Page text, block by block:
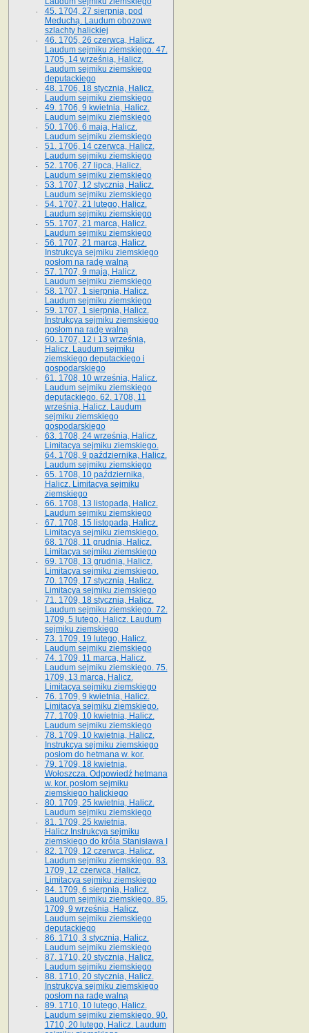
45. 1704, 27 sierpnia, pod
Meduchą. Laudum obozowe
szlachty halickiej
46. 1705, 26 czerwca, Halicz.
Laudum sejmiku ziemskiego. 47.
1705, 14 września, Halicz.
Laudum sejmiku ziemskiego
deputackiego
48. 1706, 18 stycznia, Halicz.
Laudum sejmiku ziemskiego
49. 1706, 9 kwietnia, Halicz.
Laudum sejmiku ziemskiego
50. 1706, 6 maja, Halicz.
Laudum sejmiku ziemskiego
51. 1706, 14 czerwca, Halicz.
Laudum sejmiku ziemskiego
52. 1706, 27 lipca, Halicz.
Laudum sejmiku ziemskiego
53. 1707, 12 stycznia, Halicz.
Laudum sejmiku ziemskiego
54. 1707, 21 lutego, Halicz.
Laudum sejmiku ziemskiego
55. 1707, 21 marca, Halicz.
Laudum sejmiku ziemskiego
56. 1707, 21 marca, Halicz.
Instrukcya sejmiku ziemskiego
posłom na radę walną
57. 1707, 9 maja, Halicz.
Laudum sejmiku ziemskiego
58. 1707, 1 sierpnia, Halicz.
Laudum sejmiku ziemskiego
59. 1707, 1 sierpnia, Halicz.
Instrukcya sejmiku ziemskiego
posłom na radę walną
60. 1707, 12 i 13 września,
Halicz. Laudum sejmiku
ziemskiego deputackiego i
gospodarskiego
61. 1708, 10 września, Halicz.
Laudum sejmiku ziemskiego
deputackiego. 62. 1708, 11
września, Halicz. Laudum
sejmiku ziemskiego
gospodarskiego
63. 1708, 24 września, Halicz.
Limitacya sejmiku ziemskiego.
64. 1708, 9 października, Halicz.
Laudum sejmiku ziemskiego
65­. 1708, 10 października,
Halicz. Limitacya sejmiku
ziemskiego
66. 1708, 13 listopada, Halicz.
Laudum sejmiku ziemskiego
67. 1708, 15 listopada, Halicz.
Limitacya sejmiku ziemskiego.
68. 1708, 11 grudnia, Halicz.
Limitacya sejmiku ziemskiego
69. 1708, 13 grudnia, Halicz.
Limitacya sejmiku ziemskiego.
70. 1709, 17 stycznia, Halicz.
Limitacya sejmiku ziemskiego
71. 1709, 18 stycznia, Halicz.
Laudum sejmiku ziemskiego. 72.
1709, 5 lutego, Halicz. Laudum
sejmiku ziemskiego
73. 1709, 19 lutego, Halicz.
Laudum sejmiku ziemskiego
74. 1709, 11 marca, Halicz.
Laudum sejmiku ziemskiego. 75.
1709, 13 marca, Halicz.
Limitacya sejmiku ziemskiego
76. 1709, 9 kwietnia, Halicz.
Limitacya sejmiku ziemskiego.
77. 1709, 10 kwietnia, Halicz.
Laudum sejmiku ziemskiego
78. 1709, 10 kwietnia, Halicz.
Instrukcya sejmiku ziemskiego
posłom do hetmana w. kor.
79. 1709, 18 kwietnia,
Wołoszcza. Odpowiedź hetmana
w. kor. posłom sejmiku
ziemskiego halickiego
80. 1709, 25 kwietnia, Halicz.
Laudum sejmiku ziemskiego
81. 1709, 25 kwietnia,
Halicz.Instrukcya sejmiku
ziemskiego do króla Stanisława I
82. 1709, 12 czerwca, Halicz.
Laudum sejmiku ziemskiego. 83.
1709, 12 czerwca, Halicz.
Limitacya sejmiku ziemskiego
84. 1709, 6 sierpnia, Halicz.
Laudum sejmiku ziemskiego. 85.
1709, 9 września, Halicz.
Laudum sejmiku ziemskiego
deputackiego
86. 1710, 3 stycznia, Halicz.
Laudum sejmiku ziemskiego
87. 1710, 20 stycznia, Halicz.
Laudum sejmiku ziemskiego
88. 1710, 20 stycznia, Halicz.
Instrukcya sejmiku ziemskiego
posłom na radę walną
89. 1710, 10 lutego, Halicz.
Laudum sejmiku ziemskiego. 90.
1710, 20 lutego, Halicz. Laudum